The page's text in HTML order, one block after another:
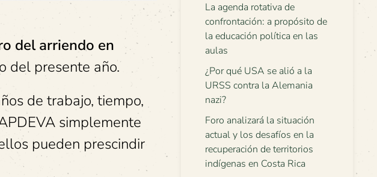
del arriendo en
del presente año.
de trabajo, tiempo,
simplemente
pueden prescindir
La agenda rotativa de
confrontación: a propósito de
la educación política en las
aulas
¿Por qué USA se alió a la
URSS contra la Alemania
nazi?
Foro analizará la situación
actual y los desafíos en la
recuperación de territorios
indígenas en Costa Rica